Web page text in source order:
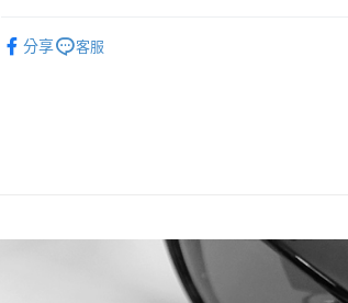
全家取貨付款
每筆NT$60，滿NT$1,000(含以上)免運費
分享 客服